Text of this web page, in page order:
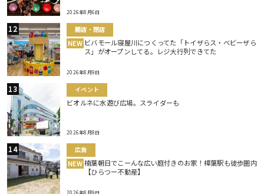
2026年8月6日
開店・閉店
NEW ビバモール寝屋川につくってた「トイザらス・ベビーザら
ス」がオープンしてる。レジ大行列できてた
2026年8月9日
イベント
ビオルネに水遊び広場。スライダーも
2026年8月8日
広告
NEW 楠葉朝日でこーんな広い庭付きのお家！樟葉駅も徒歩圏内
【ひらつー不動産】
2026年8月9日